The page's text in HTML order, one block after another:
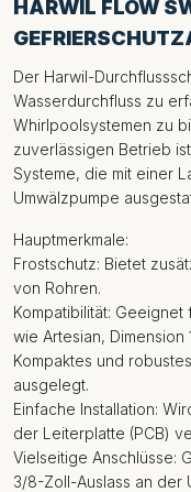
HARWIL FLOW
Der Harwil-
Wasserdurchfluss zu
Whirlpoolsystemen zu
zuverlässigen Betrieb
Systeme, die mit einer
Umwälzpumpe
Hauptmerkmale:
Frostschutz: Bietet
von Rohren.
Kompatibilität:
wie Artesian, Dimension
Kompaktes und
ausgelegt.
Einfache Installation:
der Leiterplatte (PCB)
Vielseitige Anschlüsse:
3/8-Zoll-Auslass an der